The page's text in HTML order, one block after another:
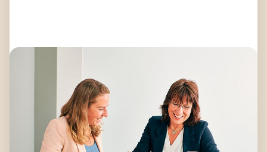
Kostformen
Sie haben Tischgäste, die eine bestimmte
Ernährungsform einhalten müssen? Dann
informieren Sie sich hier rund um das Thema